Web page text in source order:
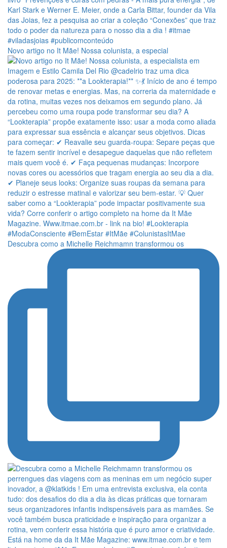
Novo artigo no It Mãe! Nossa colunista, a especial
Descubra como a Michelle Reichmamn transformou os